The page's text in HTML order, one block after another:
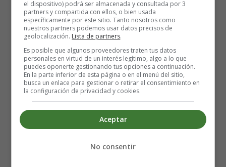
el dispositivo) podrá ser almacenada y consultada por 3
partners y compartida con ellos, o bien usada
específicamente por este sitio. Tanto nosotros como
nuestros partners podemos usar datos precisos de
geolocalización. Lista de partners.
Es posible que algunos proveedores traten tus datos
personales en virtud de un interés legítimo, algo a lo que
puedes oponerte gestionando tus opciones a continuación.
En la parte inferior de esta página o en el menú del sitio,
busca un enlace para gestionar o retirar el consentimiento en
la configuración de privacidad y cookies.
Aceptar
No consentir